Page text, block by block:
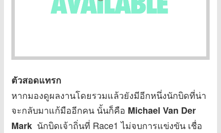
ตัวสอดแทรก
หากมองดูผลงานโดยรวมแล้วยังมีอีกหนึ่งนักบิดที่น่า
จะกลับมาแก้มืออีกคน นั้นก็คือ Michael Van Der
Mark นักบิดเจ้าถิ่นที่ Race1 ไม่จบการแข่งขัน เชื่อ